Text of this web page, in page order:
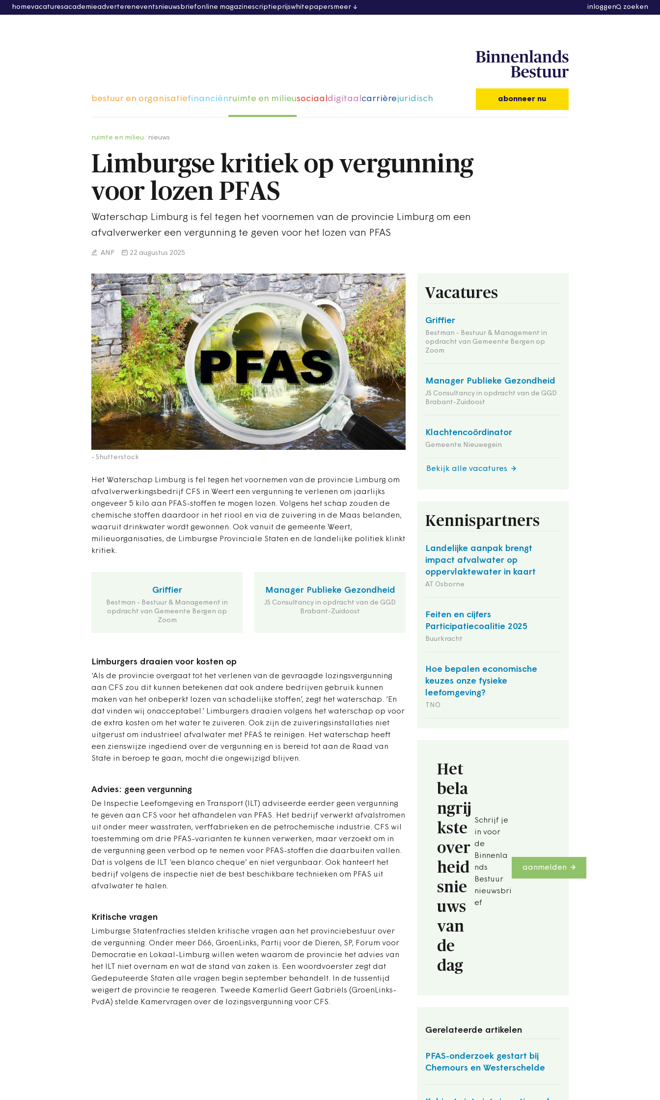
homevacaturesacademieadvertereneventsnieuwsbriefonline magazinescriptieprijswhitepapersmeer inloggen zoeken
bestuur en organisatiefinanciënruimte en milieusociaaldigitaalcarrièrejuridisch abonneer nu
ruimte en milieu nieuws
Limburgse kritiek op vergunning
voor lozen PFAS
Waterschap Limburg is fel tegen het voornemen van de provincie Limburg om een
afvalverwerker een vergunning te geven voor het lozen van PFAS
ANP 22 augustus 2025
- Shutterstock
Het Waterschap Limburg is fel tegen het voornemen van de provincie Limburg om
afvalverwerkingsbedrijf CFS in Weert een vergunning te verlenen om jaarlijks
ongeveer 5 kilo aan PFAS-stoffen te mogen lozen. Volgens het schap zouden de
chemische stoffen daardoor in het riool en via de zuivering in de Maas belanden,
waaruit drinkwater wordt gewonnen. Ook vanuit de gemeente Weert,
milieuorganisaties, de Limburgse Provinciale Staten en de landelijke politiek klinkt
kritiek.
Griffier
Bestman - Bestuur & Management in
opdracht van Gemeente Bergen op
Zoom
Manager Publieke Gezondheid
JS Consultancy in opdracht van de GGD
Brabant-Zuidoost
Limburgers draaien voor kosten op
‘Als de provincie overgaat tot het verlenen van de gevraagde lozingsvergunning
aan CFS zou dit kunnen betekenen dat ook andere bedrijven gebruik kunnen
maken van het onbeperkt lozen van schadelijke stoffen’, zegt het waterschap. ‘En
dat vinden wij onacceptabel.’ Limburgers draaien volgens het waterschap op voor
de extra kosten om het water te zuiveren. Ook zijn de zuiveringsinstallaties niet
uitgerust om industrieel afvalwater met PFAS te reinigen. Het waterschap heeft
een zienswijze ingediend over de vergunning en is bereid tot aan de Raad van
State in beroep te gaan, mocht die ongewijzigd blijven.
Vacatures
Griffier
Bestman - Bestuur & Management in
opdracht van Gemeente Bergen op
Zoom
Manager Publieke Gezondheid
JS Consultancy in opdracht van de GGD
Brabant-Zuidoost
Klachtencoördinator
Gemeente Nieuwegein
Bekijk alle vacatures
Kennispartners
Landelijke aanpak brengt
impact afvalwater op
oppervlaktewater in kaart
AT Osborne
Feiten en cijfers
Participatiecoalitie 2025
Buurkracht
Hoe bepalen economische
keuzes onze fysieke
leefomgeving?
TNO
Het
bela
ngrij
kste
over
heid
snie
uws
van
de
dag
Schrijf je
in voor
de
Binnenla
nds
Bestuur
nieuwsbri
ef
aanmelden
Gerelateerde artikelen
PFAS-onderzoek gestart bij
Chemours en Westerschelde
Advies: geen vergunning
De Inspectie Leefomgeving en Transport (ILT) adviseerde eerder geen vergunning
te geven aan CFS voor het afhandelen van PFAS. Het bedrijf verwerkt afvalstromen
uit onder meer wasstraten, verffabrieken en de petrochemische industrie. CFS wil
toestemming om drie PFAS-varianten te kunnen verwerken, maar verzoekt om in
de vergunning geen verbod op te nemen voor PFAS-stoffen die daarbuiten vallen.
Dat is volgens de ILT ‘een blanco cheque’ en niet vergunbaar. Ook hanteert het
bedrijf volgens de inspectie niet de best beschikbare technieken om PFAS uit
afvalwater te halen.
Kritische vragen
Limburgse Statenfracties stelden kritische vragen aan het provinciebestuur over
de vergunning. Onder meer D66, GroenLinks, Partij voor de Dieren, SP, Forum voor
Democratie en Lokaal-Limburg willen weten waarom de provincie het advies van
het ILT niet overnam en wat de stand van zaken is. Een woordvoerster zegt dat
Gedeputeerde Staten alle vragen begin september behandelt. In de tussentijd
weigert de provincie te reageren. Tweede Kamerlid Geert Gabriëls (GroenLinks-
PvdA) stelde Kamervragen over de lozingsvergunning voor CFS.